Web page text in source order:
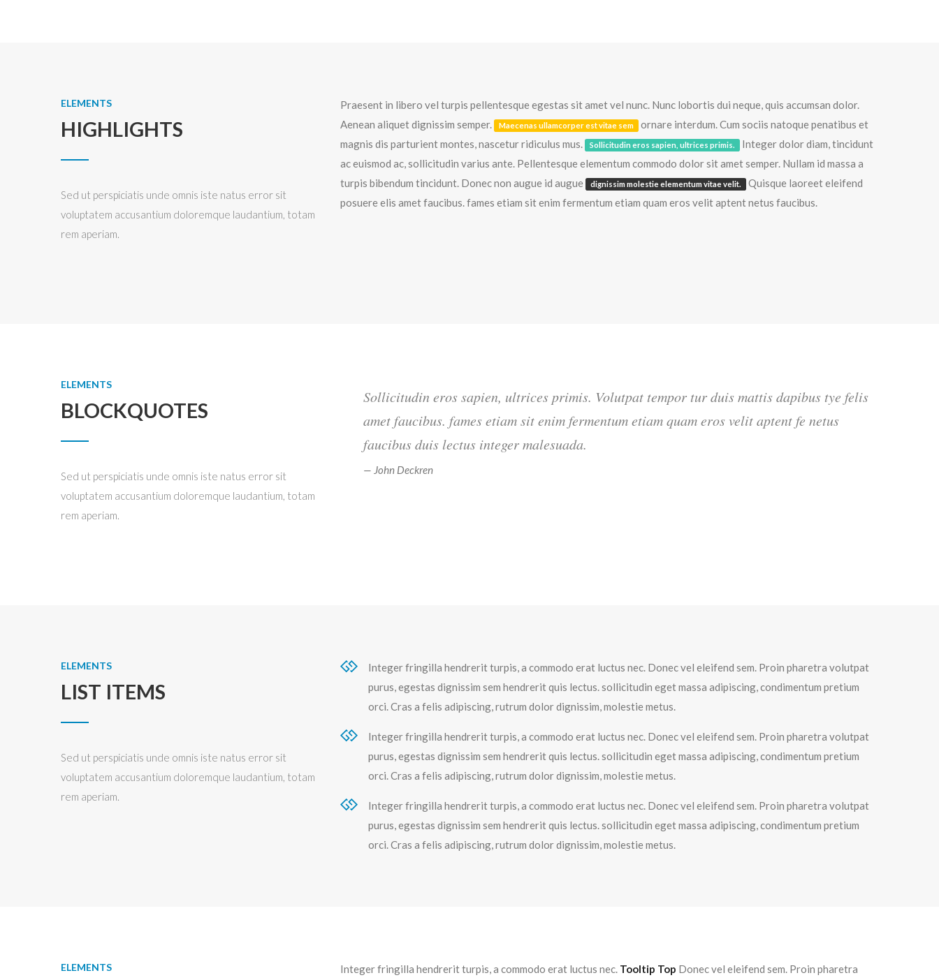
ELEMENTS
HIGHLIGHTS
Sed ut perspiciatis unde omnis iste natus error sit
voluptatem accusantium doloremque laudantium, totam
rem aperiam.
Praesent in libero vel turpis pellentesque egestas sit amet vel nunc. Nunc lobortis dui neque, quis accumsan dolor.
Aenean aliquet dignissim semper.
Maecenas ullamcorper est vitae sem ornare interdum. Cum sociis natoque penatibus et
magnis dis parturient montes, nascetur ridiculus mus.
Sollicitudin eros sapien, ultrices primis. Integer dolor diam, tincidunt
ac euismod ac, sollicitudin varius ante. Pellentesque elementum commodo dolor sit amet semper. Nullam id massa a
turpis bibendum tincidunt. Donec non augue id augue
dignissim molestie elementum vitae velit. Quisque laoreet eleifend
posuere elis amet faucibus. fames etiam sit enim fermentum etiam quam eros velit aptent netus faucibus.
ELEMENTS
BLOCKQUOTES
Sed ut perspiciatis unde omnis iste natus error sit
voluptatem accusantium doloremque laudantium, totam
rem aperiam.
Sollicitudin eros sapien, ultrices primis. Volutpat tempor tur duis mattis dapibus tye felis
amet faucibus. fames etiam sit enim fermentum etiam quam eros velit aptent fe netus
faucibus duis lectus integer malesuada.
John Deckren
ELEMENTS
LIST ITEMS
Sed ut perspiciatis unde omnis iste natus error sit
voluptatem accusantium doloremque laudantium, totam
rem aperiam.
Integer fringilla hendrerit turpis, a commodo erat luctus nec. Donec vel eleifend sem. Proin pharetra volutpat
purus, egestas dignissim sem hendrerit quis lectus. sollicitudin eget massa adipiscing, condimentum pretium
orci. Cras a felis adipiscing, rutrum dolor dignissim, molestie metus.
Integer fringilla hendrerit turpis, a commodo erat luctus nec. Donec vel eleifend sem. Proin pharetra volutpat
purus, egestas dignissim sem hendrerit quis lectus. sollicitudin eget massa adipiscing, condimentum pretium
orci. Cras a felis adipiscing, rutrum dolor dignissim, molestie metus.
Integer fringilla hendrerit turpis, a commodo erat luctus nec. Donec vel eleifend sem. Proin pharetra volutpat
purus, egestas dignissim sem hendrerit quis lectus. sollicitudin eget massa adipiscing, condimentum pretium
orci. Cras a felis adipiscing, rutrum dolor dignissim, molestie metus.
ELEMENTS Integer fringilla hendrerit turpis, a commodo erat luctus nec. Tooltip Top Donec vel eleifend sem. Proin pharetra